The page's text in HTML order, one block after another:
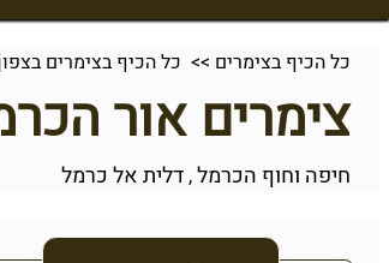
כל הכיף בצימרים >> כל הכיף בצימרים
צימרים אור
חיפה וחוף הכרמל,דלית אל כרמל